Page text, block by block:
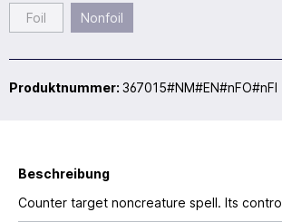
Foil Nonfoil
Produktnummer: 367015#NM#EN#nFO#nFI
Beschreibung
Counter target noncreature spell. Its